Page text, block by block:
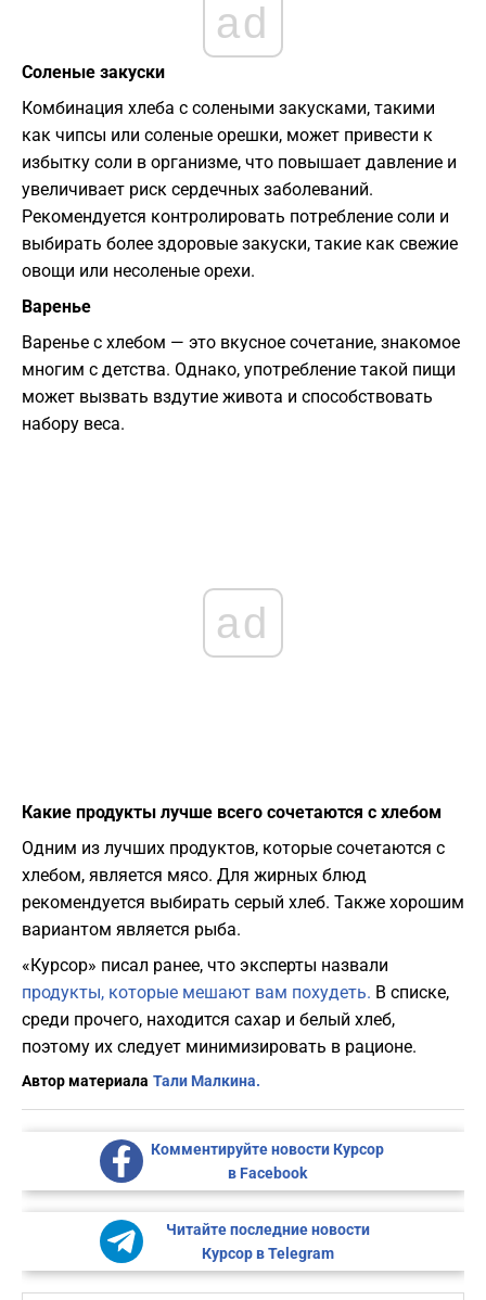
ad
Соленые закуски
Комбинация хлеба с солеными закусками, такими
как чипсы или соленые орешки, может привести к
избытку соли в организме, что повышает давление и
увеличивает риск сердечных заболеваний.
Рекомендуется контролировать потребление соли и
выбирать более здоровые закуски, такие как свежие
овощи или несоленые орехи.
Варенье
Варенье с хлебом — это вкусное сочетание, знакомое
многим с детства. Однако, употребление такой пищи
может вызвать вздутие живота и способствовать
набору веса.
ad
Какие продукты лучше всего сочетаются с хлебом
Одним из лучших продуктов, которые сочетаются с
хлебом, является мясо. Для жирных блюд
рекомендуется выбирать серый хлеб. Также хорошим
вариантом является рыба.
«Курсор» писал ранее, что эксперты назвали
продукты, которые мешают вам похудеть. В списке,
среди прочего, находится сахар и белый хлеб,
поэтому их следует минимизировать в рационе.
Автор материала Тали Малкина.
Комментируйте новости Курсор
в Facebook
Читайте последние новости
Курсор в Telegram